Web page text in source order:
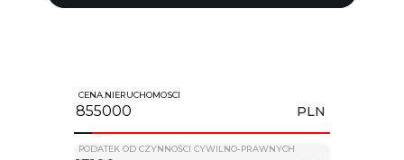
CENA.NIERUCHOMOSCI
PLN
PODATEK OD CZYNNOŚCI CYWILNO-PRAWNYCH